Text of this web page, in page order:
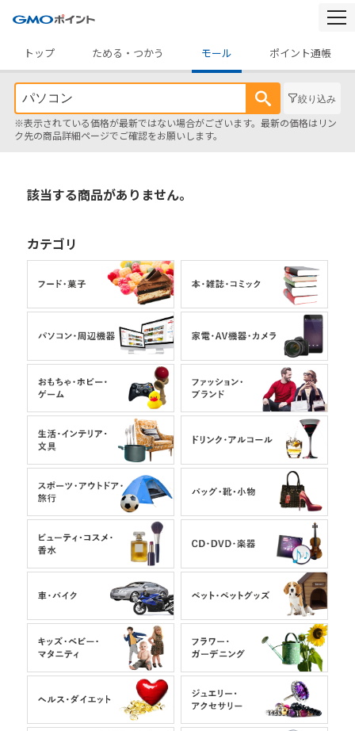
トップ
ためる・つかう モール ポイント通帳
絞り込み
※表示されている価格が最新ではない場合がございます。最新の価格はリン
ク先の商品詳細ページでご確認をお願いします。
該当する商品がありません。
カテゴリ